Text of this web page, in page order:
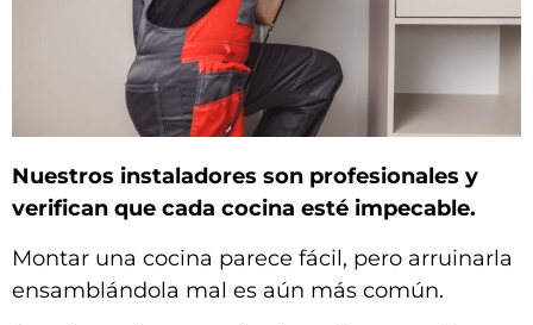
Nuestros instaladores son profesionales y
verifican que cada cocina esté impecable.
Montar una cocina parece fácil, pero arruinarla
ensamblándola mal es aún más común.